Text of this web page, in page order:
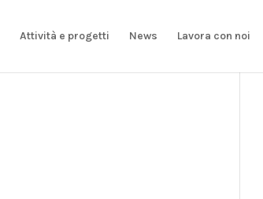
Attività e progetti News Lavora con noi